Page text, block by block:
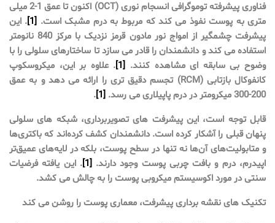
فناوری پیشرفته توموگرافی انسجام نوری (OCT) اکنون تا عمق 1-2 میلی
متری به پوست نفوذ می کند که مربوط به درم مشبک است. [1] . این
پیشرفت چشمگیر از امواج نور مادون قرمز نزدیک با مرکز 840 نانومتر
استفاده می کند و دانشمندان را قادر می سازد تا ساختارهای سلولی را با
وضوح بی سابقه ای مشاهده کنند. [1] . علاوه بر این، میکروسکوپ
کانفوکال بازتابی (RCM) تجسم دقیق تری را ارائه می دهد و به عمق
200-300 میکرومتر در درم پاپیلاری می رسد.
[1]
.
قابل توجه است، این پیشرفت های تصویربرداری، شبکه های سلولی
پنهان قبلی را آشکار کرده است. دانشمندان کشف کرده‌اند که باکتری‌ها
و متابولیت‌های آن‌ها نه تنها در سطح پوست، بلکه در لایه‌های عمیق‌تر
اپیدرم، درم و بافت چربی پوست وجود دارند. [1] . این یافته فرضیات
سنتی در مورد اکوسیستم میکروبی پوست را به چالش می کشد.
تکنیک های نقشه برداری پیشرفت، معماری پوست را روشن می کند